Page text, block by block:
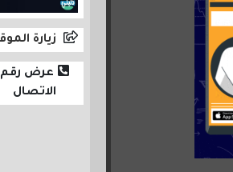
زيارة
عرض رقم
الاتصال